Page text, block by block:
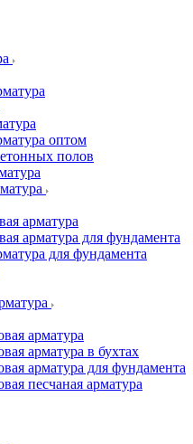
оптом
полов
арматура
арматура для фундамента
для фундамента
арматура
арматура в бухтах
арматура для фундамента
песчаная арматура